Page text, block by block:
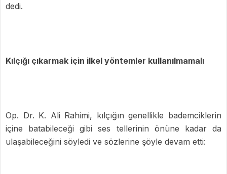
dedi.
Kılçığı çıkarmak için ilkel yöntemler kullanılmamalı
Op. Dr. K. Ali Rahimi, kılçığın genellikle bademciklerin
içine batabileceği gibi ses tellerinin önüne kadar da
ulaşabileceğini söyledi ve sözlerine şöyle devam etti: